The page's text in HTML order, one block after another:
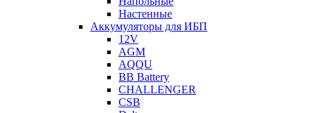
Настенные
Аккумуляторы для ИБП
12V
AGM
AQQU
BB Battery
CHALLENGER
CSB